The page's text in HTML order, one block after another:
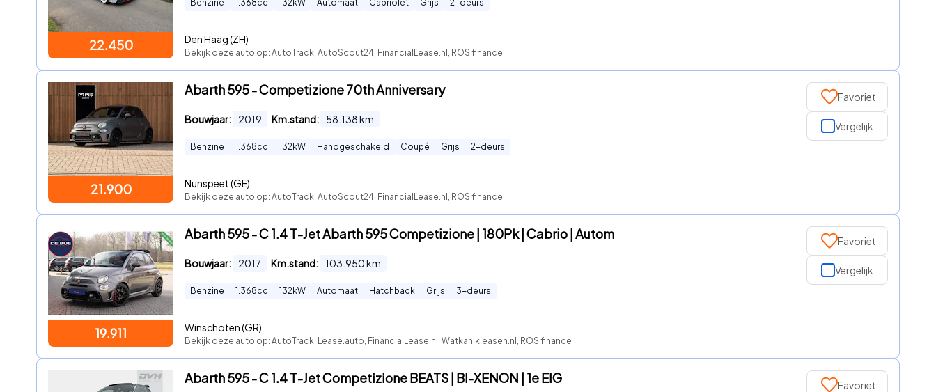
22.450
Benzine 1.368cc 132kW Automaat Cabriolet Grijs 2-deurs
Den Haag (ZH)
Bekijk deze auto op: AutoTrack, AutoScout24, FinancialLease.nl, ROS finance
21.900
Abarth 595 - Competizione 70th Anniversary
Bouwjaar: 2019 Km.stand: 58.138km
Benzine 1.368cc 132kW Handgeschakeld Coupé Grijs 2-deurs
Nunspeet (GE)
Bekijk deze auto op: AutoTrack, AutoScout24, FinancialLease.nl, ROS finance
Favoriet
Vergelijk
19.911
Abarth 595 - C 1.4 T-Jet Abarth 595 Competizione | 180Pk | Cabrio | Autom
Bouwjaar: 2017 Km.stand: 103.950km
Benzine 1.368cc 132kW Automaat Hatchback Grijs 3-deurs
Winschoten (GR)
Bekijk deze auto op: AutoTrack, Lease.auto, FinancialLease.nl, Watkanikleasen.nl, ROS finance
Favoriet
Vergelijk
Abarth 595 - C 1.4 T-Jet Competizione BEATS | BI-XENON | 1e EIG Favoriet